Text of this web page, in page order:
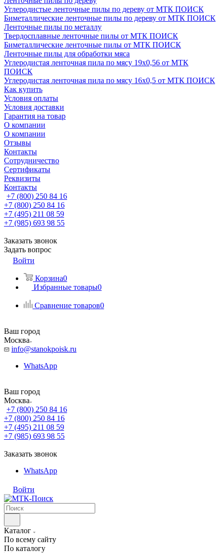
Углеродистые ленточные пилы по дереву от МТК ПОИСК
Биметаллические ленточные пилы по дереву от МТК ПОИСК
Ленточные пилы по металлу
Твердосплавные ленточные пилы от МТК ПОИСК
Биметаллические ленточные пилы от МТК ПОИСК
Ленточные пилы для обработки мяса
Углеродистая ленточная пила по мясу 19х0,56 от МТК
ПОИСК
Углеродистая ленточная пила по мясу 16х0,5 от МТК ПОИСК
Как купить
Условия оплаты
Условия доставки
Гарантия на товар
О компании
О компании
Отзывы
Контакты
Сотрудничество
Сертификаты
Реквизиты
Контакты
+7 (800) 250 84 16
+7 (800) 250 84 16
+7 (495) 211 08 59
+7 (985) 693 98 55
Заказать звонок
Задать вопрос
Войти
Корзина0
Избранные товары0
Сравнение товаров0
Ваш город
Москва
info@stanokpoisk.ru
WhatsApp
Ваш город
Москва
+7 (800) 250 84 16
+7 (800) 250 84 16
+7 (495) 211 08 59
+7 (985) 693 98 55
Заказать звонок
WhatsApp
Войти
Каталог
По всему сайту
По каталогу